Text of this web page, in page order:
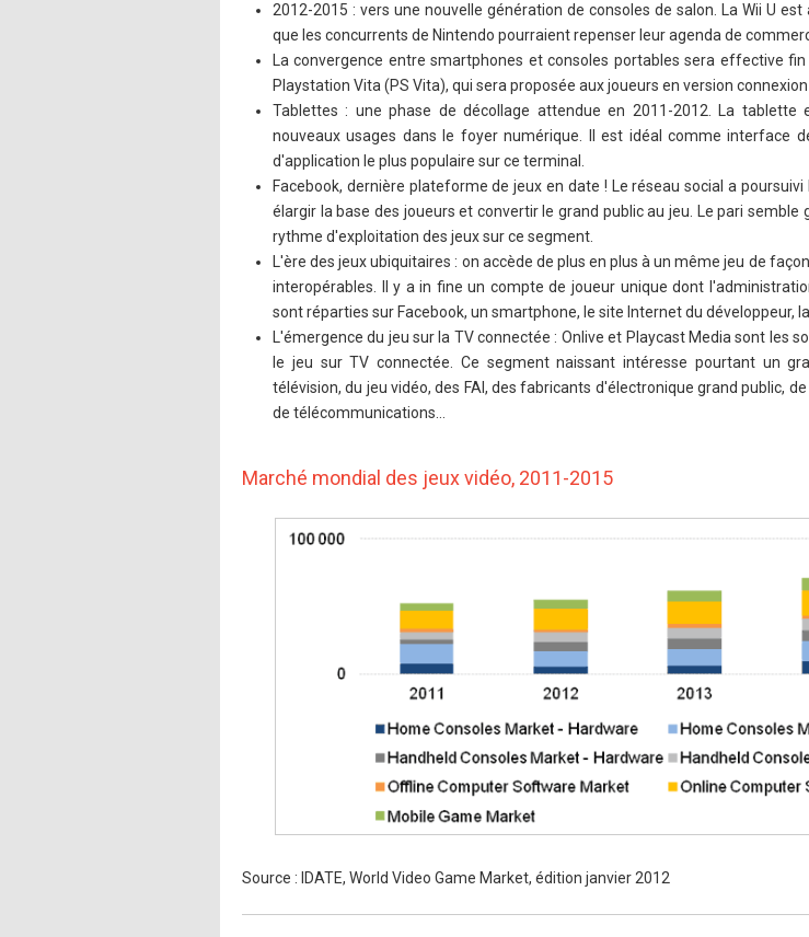
2012-2015 : vers une nouvelle génération de consoles de salon. La Wii U
que les concurrents de Nintendo pourraient repenser leur agenda de
La convergence entre smartphones et consoles portables sera effective
Playstation Vita (PS Vita), qui sera proposée aux joueurs en version connexion
Tablettes : une phase de décollage attendue en 2011-2012. La
nouveaux usages dans le foyer numérique. Il est idéal comme interface
d'application le plus populaire sur ce terminal.
Facebook, dernière plateforme de jeux en date ! Le réseau social a
élargir la base des joueurs et convertir le grand public au jeu. Le pari semble
rythme d'exploitation des jeux sur ce segment.
L'ère des jeux ubiquitaires : on accède de plus en plus à un même jeu de
interopérables. Il y a in fine un compte de joueur unique dont
sont réparties sur Facebook, un smartphone, le site Internet du développeur,
L'émergence du jeu sur la TV connectée : Onlive et Playcast Media sont les
le jeu sur TV connectée. Ce segment naissant intéresse pourtant un
télévision, du jeu vidéo, des FAI, des fabricants d'électronique grand public,
de télécommunications…
Marché mondial des jeux vidéo, 2011-2015
Source : IDATE, World Video Game Market, édition janvier 2012